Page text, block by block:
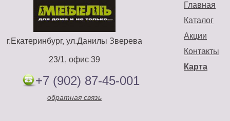
Главная
Каталог
Акции
Контакты
Карта
г.Екатеринбург, ул.Данилы Зверева
23/1, офис 39
+7 (902) 87-45-001
обратная связь